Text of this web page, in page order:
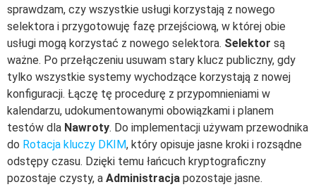
sprawdzam, czy wszystkie usługi korzystają z nowego
selektora i przygotowuję fazę przejściową, w której obie
usługi mogą korzystać z nowego selektora. Selektor są
ważne. Po przełączeniu usuwam stary klucz publiczny, gdy
tylko wszystkie systemy wychodzące korzystają z nowej
konfiguracji. Łączę tę procedurę z przypomnieniami w
kalendarzu, udokumentowanymi obowiązkami i planem
testów dla Nawroty. Do implementacji używam przewodnika
do Rotacja kluczy DKIM, który opisuje jasne kroki i rozsądne
odstępy czasu. Dzięki temu łańcuch kryptograficzny
pozostaje czysty, a Administracja pozostaje jasne.